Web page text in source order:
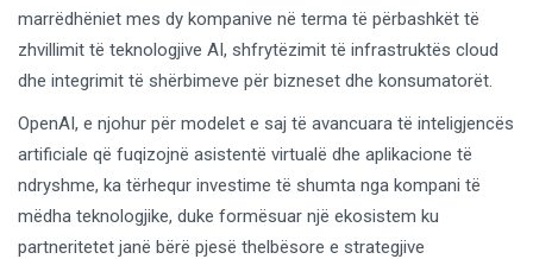
marrëdhëniet mes dy kompanive në terma të përbashkët të
zhvillimit të teknologjive AI, shfrytëzimit të infrastruktës cloud
dhe integrimit të shërbimeve për bizneset dhe konsumatorët.
OpenAI, e njohur për modelet e saj të avancuara të inteligjencës
artificiale që fuqizojnë asistentë virtualë dhe aplikacione të
ndryshme, ka tërhequr investime të shumta nga kompani të
mëdha teknologjike, duke formësuar një ekosistem ku
partneritetet janë bërë pjesë thelbësore e strategjive